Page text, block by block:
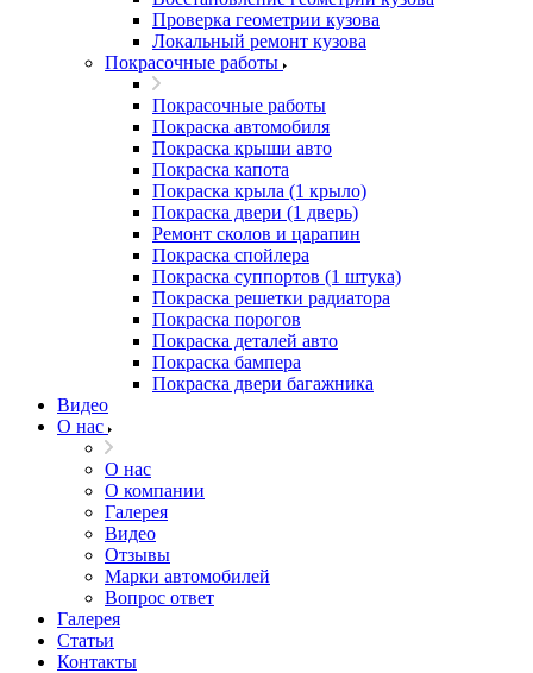
Проверка геометрии кузова
Локальный ремонт кузова
Покрасочные работы
Покрасочные работы
Покраска автомобиля
Покраска крыши авто
Покраска капота
Покраска крыла (1 крыло)
Покраска двери (1 дверь)
Ремонт сколов и царапин
Покраска спойлера
Покраска суппортов (1 штука)
Покраска решетки радиатора
Покраска порогов
Покраска деталей авто
Покраска бампера
Покраска двери багажника
Видео
О нас
О нас
О компании
Галерея
Видео
Отзывы
Марки автомобилей
Вопрос ответ
Галерея
Статьи
Контакты